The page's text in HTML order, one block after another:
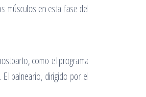
músculos en esta fase del
como el programa
balneario, dirigido por el